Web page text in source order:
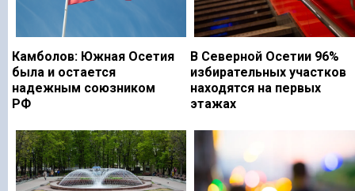
Камболов: Южная Осетия
была и остается
надежным союзником
РФ
В Северной Осетии 96%
избирательных участков
находятся на первых
этажах